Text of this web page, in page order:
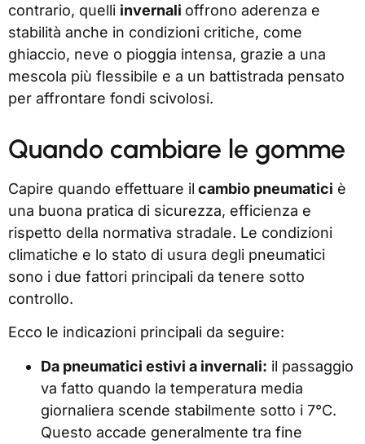
contrario, quelli invernali offrono aderenza e
stabilità anche in condizioni critiche, come
ghiaccio, neve o pioggia intensa, grazie a una
mescola più flessibile e a un battistrada pensato
per affrontare fondi scivolosi.
Quando cambiare le gomme
Capire quando effettuare il cambio pneumatici è
una buona pratica di sicurezza, efficienza e
rispetto della normativa stradale. Le condizioni
climatiche e lo stato di usura degli pneumatici
sono i due fattori principali da tenere sotto
controllo.
Ecco le indicazioni principali da seguire:
Da pneumatici estivi a invernali: il passaggio
va fatto quando la temperatura media
giornaliera scende stabilmente sotto i 7°C.
Questo accade generalmente tra fine